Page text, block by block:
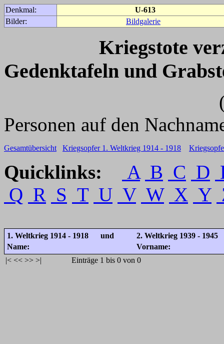
Denkmal:
U-613
Bilder:
Bildgalerie
Kriegstote
Gedenktafeln und
(Für weitere
Personen auf den
Gesamtübersicht Kriegsopfer 1. Weltkrieg 1914 - 1918
Quicklinks: A B C D
Q R S T U V W X Y
1. Weltkrieg 1914 - 1918 und
2. Weltkrieg 1939 - 1945
Name:
Vorname:
|< << >> >| Einträge 1 bis 0 von 0